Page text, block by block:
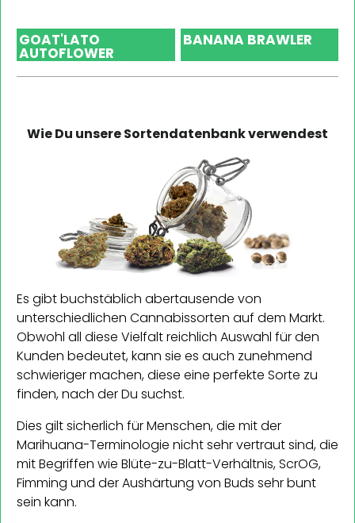
GOAT'LATO
AUTOFLOWER
BANANA BRAWLER
Wie Du unsere Sortendatenbank verwendest
Es gibt buchstäblich abertausende von
unterschiedlichen Cannabissorten auf dem Markt.
Obwohl all diese Vielfalt reichlich Auswahl für den
Kunden bedeutet, kann sie es auch zunehmend
schwieriger machen, diese eine perfekte Sorte zu
finden, nach der Du suchst.
Dies gilt sicherlich für Menschen, die mit der
Marihuana-Terminologie nicht sehr vertraut sind, die
mit Begriffen wie Blüte-zu-Blatt-Verhältnis, ScrOG,
Fimming und der Aushärtung von Buds sehr bunt
sein kann.